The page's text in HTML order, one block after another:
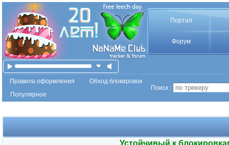
Портал
Форум
Правила оформления
Обход блокировок
Популярное
Поиск :
Устойчивый к